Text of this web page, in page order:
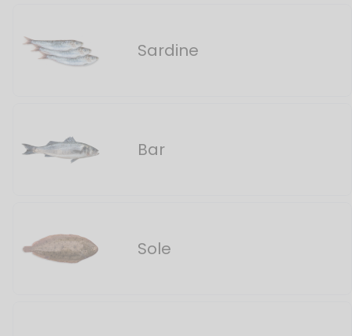
Sardine
Bar
Sole